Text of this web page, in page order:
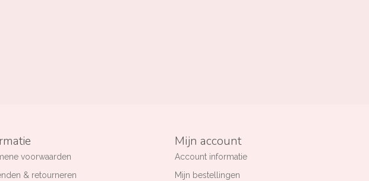
voorwaarden
& retourneren
Mijn account
Account informatie
Mijn bestellingen